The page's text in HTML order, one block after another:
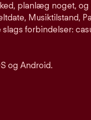
planlæg noget, og
Musiktilstand,
forbindelser:
og Android.